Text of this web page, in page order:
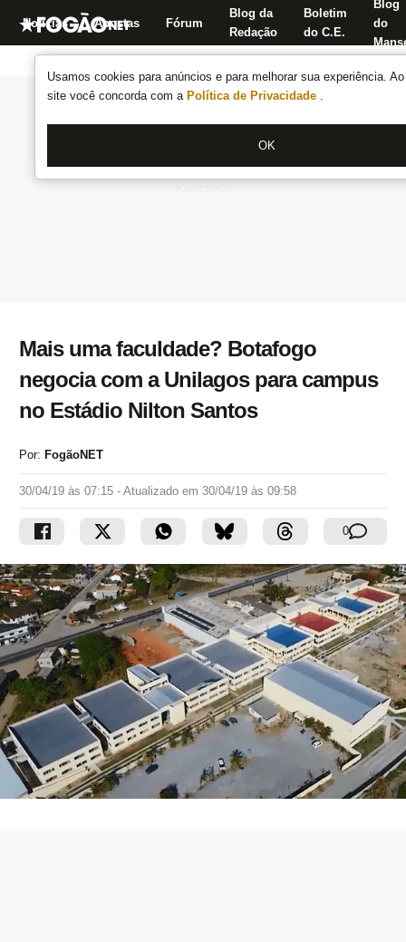
Usamos cookies para anúncios e para melhorar sua experiência.
site você concorda com a Política de Privacidade .
OK
Notícias Apostas Fórum
Blog da
Redação
Boletim
do C.E.
Blog
do
Mais uma faculdade? Botafogo
negocia com a Unilagos para campus
no Estádio Nilton Santos
Por: FogãoNET
30/04/19 às 07:15 - Atualizado em 30/04/19 às 09:58
0